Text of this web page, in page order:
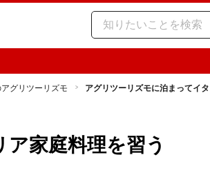
グリツーリズモ アグリツーリズモに泊まってイ
ア家庭料理を習う